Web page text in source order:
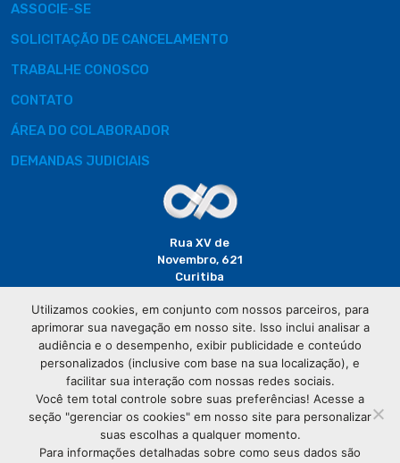
ASSOCIE-SE
SOLICITAÇÃO DE CANCELAMENTO
TRABALHE CONOSCO
CONTATO
ÁREA DO COLABORADOR
DEMANDAS JUDICIAIS
Rua XV de
Novembro, 621
Curitiba
(41) 3320-
2929
Utilizamos cookies, em conjunto com nossos parceiros, para
aprimorar sua navegação em nosso site. Isso inclui analisar a
audiência e o desempenho, exibir publicidade e conteúdo
personalizados (inclusive com base na sua localização), e
facilitar sua interação com nossas redes sociais.
Você tem total controle sobre suas preferências! Acesse a
seção "gerenciar os cookies" em nosso site para personalizar
suas escolhas a qualquer momento.
Para informações detalhadas sobre como seus dados são